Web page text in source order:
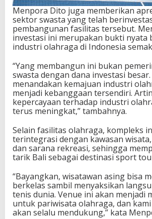
Menpora Dito juga memberikan
sektor swasta yang telah
pembangunan fasilitas tersebut.
investasi ini merupakan bukti nyata
industri olahraga di Indonesia
“Yang membangun ini bukan
swasta dengan dana investasi
menandakan kemajuan industri
menjadi kebanggaan tersendiri.
kepercayaan terhadap industri
terus meningkat,” tambahnya.
Selain fasilitas olahraga, kompleks
terintegrasi dengan kawasan
dan sarana rekreasi, sehingga
tarik Bali sebagai destinasi sport
“Bayangkan, wisatawan asing bisa
berkelas sambil menyaksikan
tenis dunia. Venue ini akan menjadi
untuk pariwisata olahraga, dan
akan selalu mendukung,” kata